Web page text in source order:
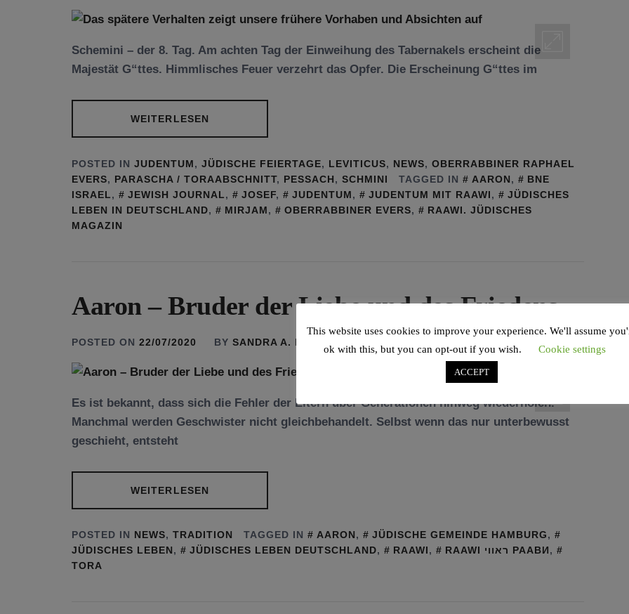
Schemini – der 8. Tag. Am achten Tag der Einweihung des Tabernakels erscheint die
Majestät G“ttes. Himmlisches Feuer verzehrt das Opfer. Die Erscheinung G“ttes im
WEITERLESEN
POSTED IN JUDENTUM, JÜDISCHE FEIERTAGE, LEVITICUS, NEWS, OBERRABBINER RAPHAEL
EVERS, PARASCHA / TORAABSCHNITT, PESSACH, SCHMINI TAGGED IN AARON,
BNE
ISRAEL, JEWISH JOURNAL, JOSEF, JUDENTUM, JUDENTUM MIT RAAWI,
JÜDISCHES
LEBEN IN DEUTSCHLAND, MIRJAM, OBERRABBINER EVERS,
RAAWI. JÜDISCHES
MAGAZIN
Aaron – Bruder der Liebe und des Friedens
POSTED ON 22/07/2020 BY SANDRA A. BORCHERT
Es ist bekannt, dass sich die Fehler der Eltern über Generationen hinweg wiederholen.
Manchmal werden Geschwister nicht gleichbehandelt. Selbst wenn das nur unterbewusst
geschieht, entsteht
WEITERLESEN
POSTED IN NEWS, TRADITION TAGGED IN AARON, JÜDISCHE GEMEINDE HAMBURG,
JÜDISCHES LEBEN, JÜDISCHES LEBEN DEUTSCHLAND, RAAWI, RAAWI ראווי РААВИ,
TORA
This website uses cookies to improve your experience. We'll assume
ok with this, but you can opt-out if you wish.
Cookie settings
ACCEPT